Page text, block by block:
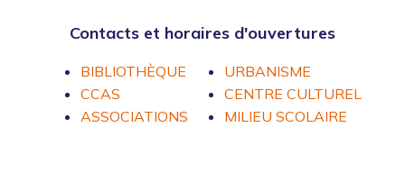
Contacts et horaires d'ouvertures
BIBLIOTHÈQUE
CCAS
ASSOCIATIONS
URBANISME
CENTRE CULTUREL
MILIEU SCOLAIRE